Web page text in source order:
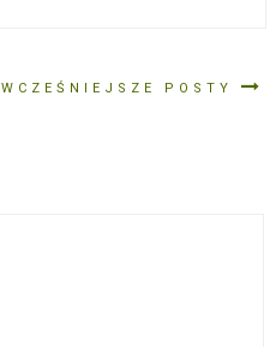
WCZEŚNIEJSZE POSTY